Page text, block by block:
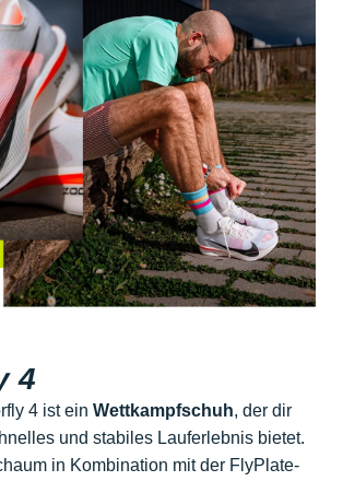
4
4 ist ein Wettkampfschuh, der dir
und stabiles Lauferlebnis bietet.
in Kombination mit der FlyPlate-